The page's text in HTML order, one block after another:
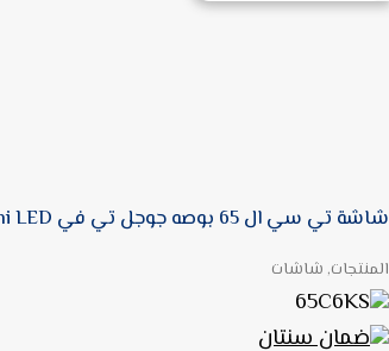
شاشة تي سي ال 65 بوصه جوجل تي في 4K Mini LED
المنتجات, شاشات
65C6KS
ضمان سنتان